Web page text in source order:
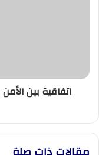
ونساء
الشرطةاتفاقية بين